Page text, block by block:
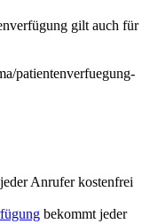
gilt auch für
patientenverfuegung-
Anrufer kostenfrei
bekommt jeder